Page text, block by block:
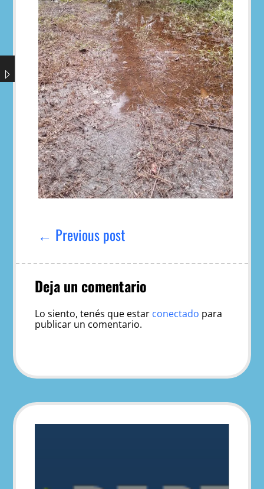
entradas
← Previous post
Deja un comentario
Lo siento, tenés que estar conectado para
publicar un comentario.